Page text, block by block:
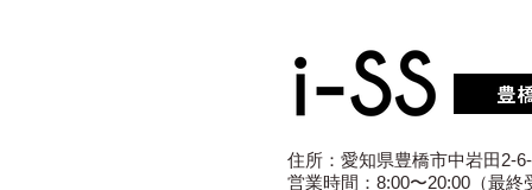
【豊橋市】iPhone13 Proが
住所：愛知県豊橋市中岩田2-
営業時間：8:00〜20:00（最終